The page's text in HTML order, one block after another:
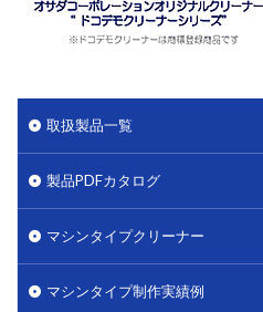
取扱製品一覧
製品PDFカタログ
マシンタイプクリーナー
マシンタイプ制作実績例